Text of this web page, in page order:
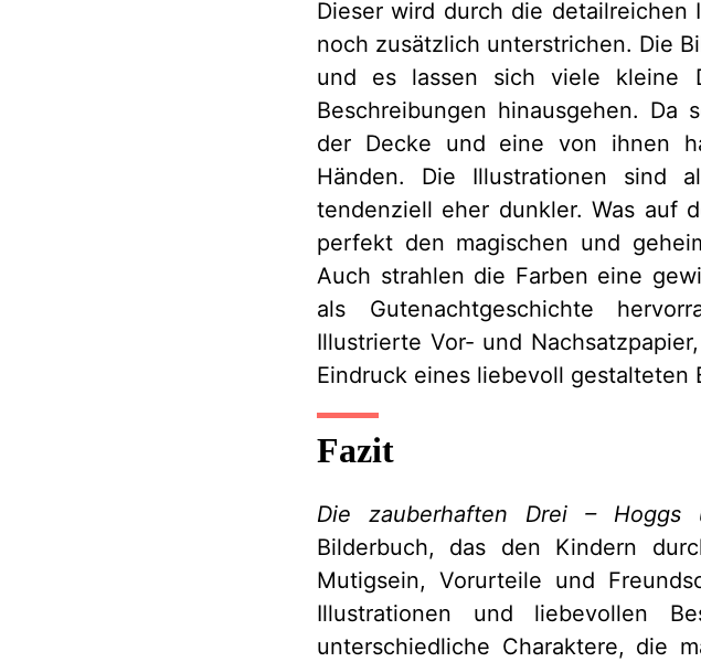
Dieser wird durch die detailreichen
noch zusätzlich unterstrichen. Die
und es lassen sich viele kleine
Beschreibungen hinausgehen. Da
der Decke und eine von ihnen
Händen. Die Illustrationen sind
tendenziell eher dunkler. Was auf
perfekt den magischen und
Auch strahlen die Farben eine
als Gutenachtgeschichte
Illustrierte Vor- und
Eindruck eines liebevoll gestalteten
Fazit
Die zauberhaften Drei – Hoggs
Bilderbuch, das den Kindern
Mutigsein, Vorurteile und
Illustrationen und liebevollen
unterschiedliche Charaktere, die